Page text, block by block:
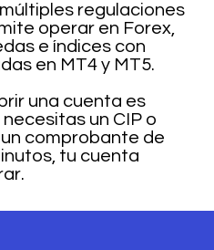
regulaciones
operar en Forex,
e índices con
en MT4 y MT5.
una cuenta es
un CIP o
comprobante de
tu cuenta